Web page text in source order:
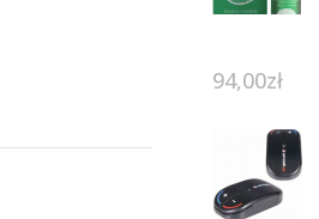
94,00zł